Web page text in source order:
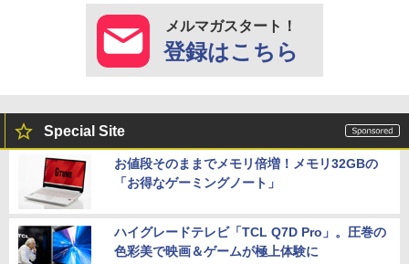
メルマガスタート！
登録はこちら
Special Site
お値段そのままでメモリ倍増！メモリ32GBの
「お得なゲーミングノート」
ハイグレードテレビ「TCL Q7D Pro」。圧巻の
色彩美で映画＆ゲームが極上体験に